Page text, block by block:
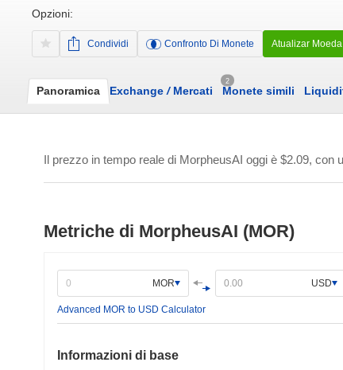
Opzioni:
Condividi Confronto Di Monete Atualizar Moeda
Panoramica Exchange /Mercati
2
Monete simili
Il prezzo in tempo reale di MorpheusAI oggi è $2.09, con
Metriche di MorpheusAI (MOR)
MOR USD
Advanced MOR to USD Calculator
Informazioni di base